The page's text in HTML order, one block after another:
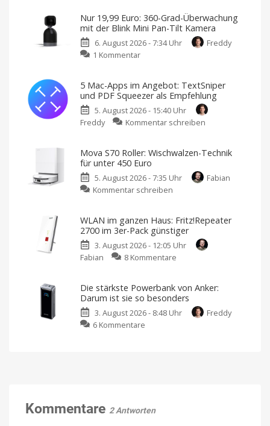
Nur 19,99 Euro: 360-Grad-Überwachung
mit der Blink Mini Pan-Tilt Kamera
6. August 2026 - 7:34 Uhr
Freddy
1 Kommentar
Euro:
360-
Grad-
Überwachung
Blink
Mini
Pan-
Tilt
sonst
39,99
Euro
5 Mac-Apps im Angebot: TextSniper
und PDF Squeezer als Empfehlung
5. August 2026 - 15:40 Uhr
Freddy
Kommentar schreiben
Apps
Angebot:
Squeezer
Empfehlung
Mova S70 Roller: Wischwalzen-Technik
für unter 450 Euro
5. August 2026 - 7:35 Uhr
Fabian
Kommentar schreiben
Roller:
Wischwalzen-
Technik
für
Euro
Endlich
ordentlicher
WLAN im ganzen Haus: Fritz!Repeater
2700 im 3er-Pack günstiger
3. August 2026 - 12:05 Uhr
Fabian
8 Kommentare
ganzen
Haus:
Fritz!Repeater
Die stärkste Powerbank von Anker:
Darum ist sie so besonders
3. August 2026 - 8:48 Uhr
Freddy
6 Kommentare
sie
Kommentare 2 Antworten